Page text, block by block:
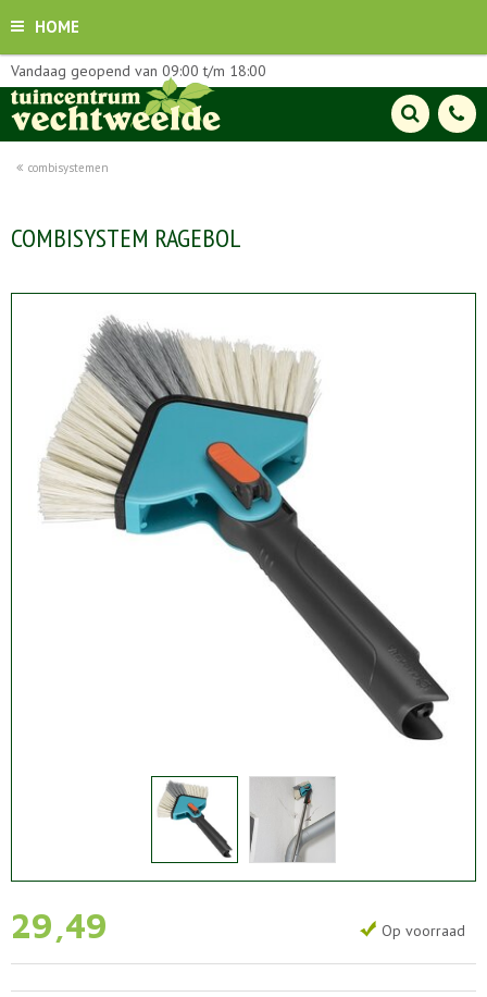
HOME
combisystemen
Vandaag geopend van 09:00 t/m 18:00
COMBISYSTEM RAGEBOL
29,49 Op voorraad